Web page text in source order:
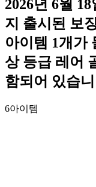
2026년 6월
지 출시된 보
아이템 1개가
상 등급 레어
함되어 있습
6아이템